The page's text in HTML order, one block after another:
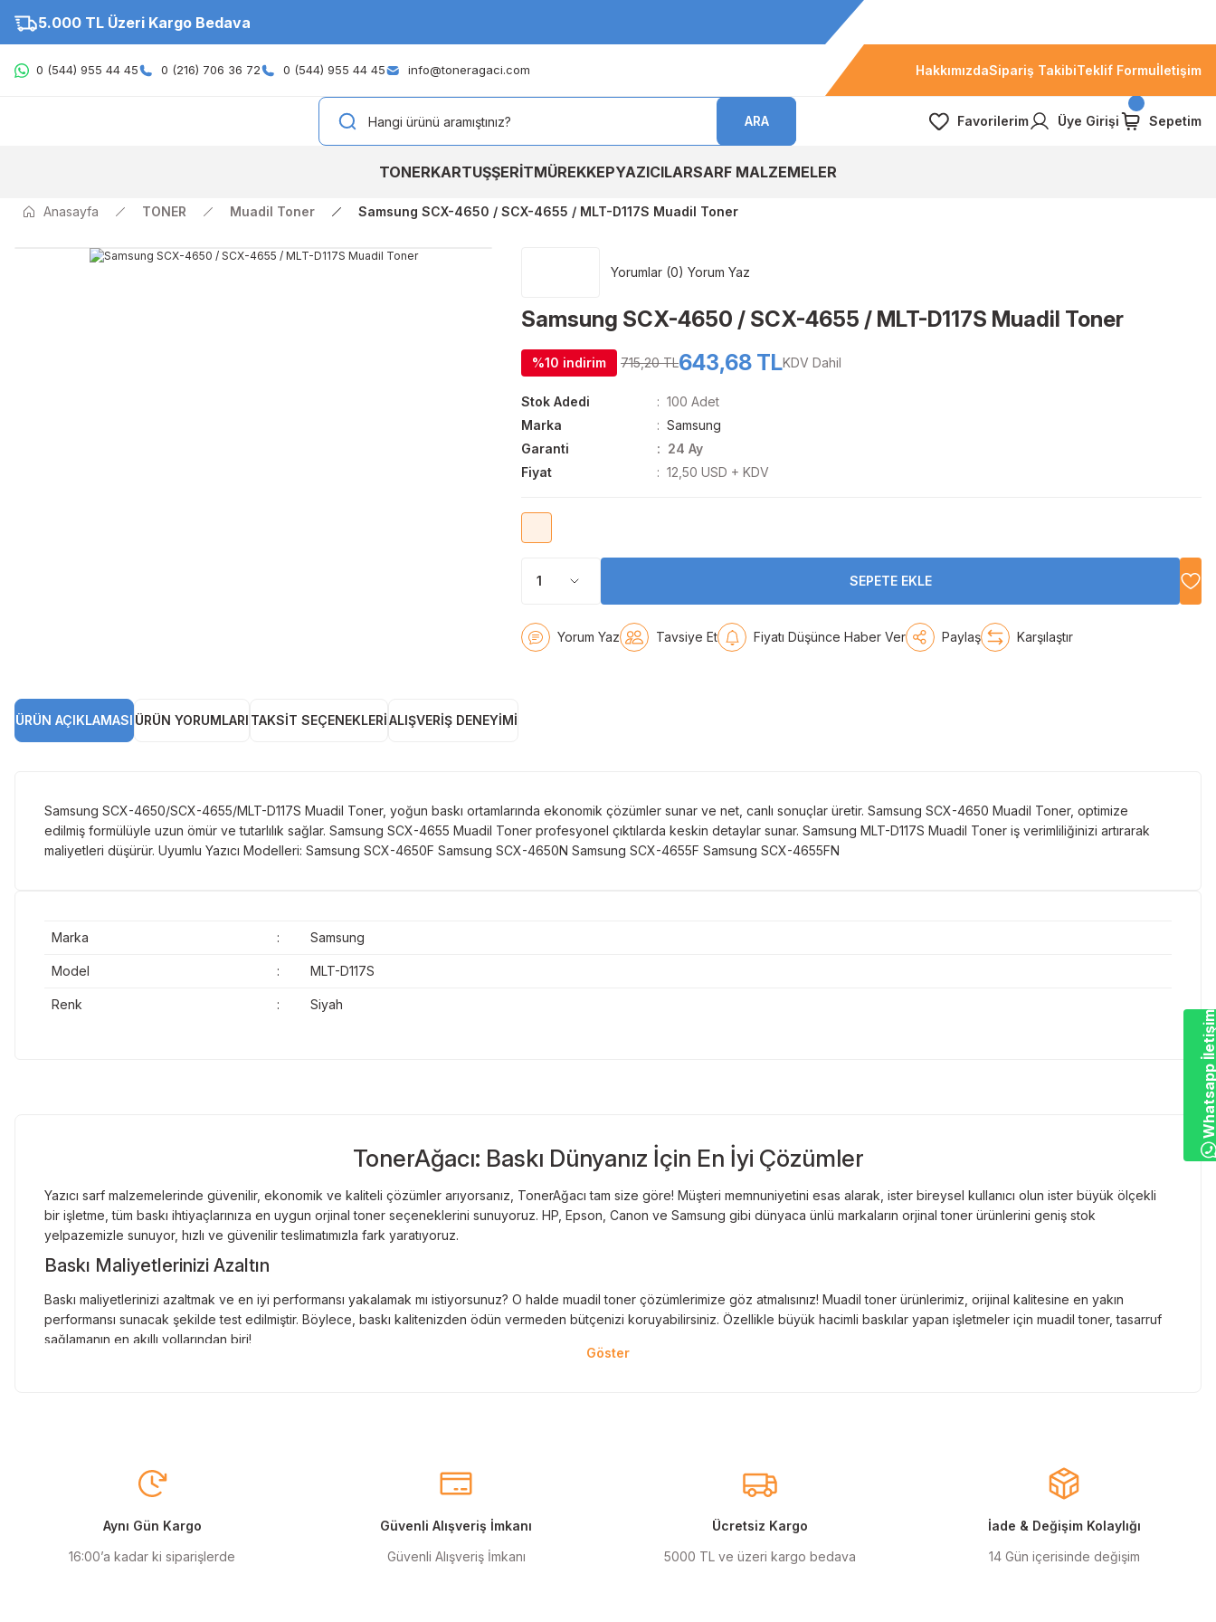
5.000 TL Üzeri Kargo Bedava
0 (544) 955 44 45 0 (216) 706 36 72 0 (544) 955 44 45 info@toneragaci.com HakkımızdaSipariş TakibiTeklif Formuİletişim
ARA Favorilerim Üye Girişi Sepetim
TONERKARTUŞŞERİTMÜREKKEPYAZICILARSARF MALZEMELER
Anasayfa TONER Muadil Toner Samsung SCX-4650 / SCX-4655 / MLT-D117S Muadil Toner
Yorumlar (0) Yorum Yaz
Samsung SCX-4650 / SCX-4655 / MLT-D117S Muadil Toner
%10 indirim 715,20 TL643,68 TLKDV Dahil
Stok Adedi
100 Adet
Marka
Samsung
Garanti
24 Ay
Fiyat
12,50 USD + KDV
SEPETE EKLE
Yorum Yaz Tavsiye Et Fiyatı Düşünce Haber Ver Paylaş Karşılaştır
ÜRÜN AÇIKLAMASI ÜRÜN YORUMLARI TAKSIT SEÇENEKLERIALIŞVERIŞ DENEYIMI
Samsung SCX-4650/SCX-4655/MLT-D117S Muadil Toner, yoğun baskı ortamlarında ekonomik çözümler sunar ve net, canlı sonuçlar üretir. Samsung SCX-4650 Muadil Toner, optimize
edilmiş formülüyle uzun ömür ve tutarlılık sağlar. Samsung SCX-4655 Muadil Toner profesyonel çıktılarda keskin detaylar sunar. Samsung MLT-D117S Muadil Toner iş verimliliğinizi artırarak
maliyetleri düşürür. Uyumlu Yazıcı Modelleri: Samsung SCX-4650F Samsung SCX-4650N Samsung SCX-4655F Samsung SCX-4655FN
Marka : Samsung
Model : MLT-D117S
Renk : Siyah
TonerAğacı: Baskı Dünyanız İçin En İyi Çözümler
Yazıcı sarf malzemelerinde güvenilir, ekonomik ve kaliteli çözümler arıyorsanız, TonerAğacı tam size göre! Müşteri memnuniyetini esas alarak, ister bireysel kullanıcı olun ister büyük ölçekli
bir işletme, tüm baskı ihtiyaçlarınıza en uygun orjinal toner seçeneklerini sunuyoruz. HP, Epson, Canon ve Samsung gibi dünyaca ünlü markaların orjinal toner ürünlerini geniş stok
yelpazemizle sunuyor, hızlı ve güvenilir teslimatımızla fark yaratıyoruz.
Baskı Maliyetlerinizi Azaltın
Baskı maliyetlerinizi azaltmak ve en iyi performansı yakalamak mı istiyorsunuz? O halde muadil toner çözümlerimize göz atmalısınız! Muadil toner ürünlerimiz, orijinal kalitesine en yakın
performansı sunacak şekilde test edilmiştir. Böylece, baskı kalitenizden ödün vermeden bütçenizi koruyabilirsiniz. Özellikle büyük hacimli baskılar yapan işletmeler için muadil toner, tasarruf
sağlamanın en akıllı yollarından biri!
Maliyetleri düşürmek isteyen kullanıcılar için muadil kartuş seçeneklerimiz de mevcuttur. Muadil kartuş, kaliteli baskıyı uygun fiyatlarla almanızı sağlarken, uzun ömürlü ve dayanıklı yapısıyla
Orjinal Mürekkep ile Canlı Baskılar
Aynı Gün Kargo
16:00’a kadar ki siparişlerde
Güvenli Alışveriş İmkanı
Güvenli Alışveriş İmkanı
Ücretsiz Kargo
5000 TL ve üzeri kargo bedava
İade & Değişim Kolaylığı
14 Gün içerisinde değişim